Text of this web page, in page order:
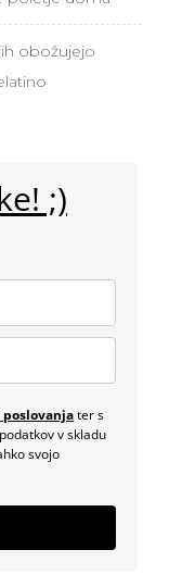
obožujejo
;)
poslovanjater s
v skladu
svojo